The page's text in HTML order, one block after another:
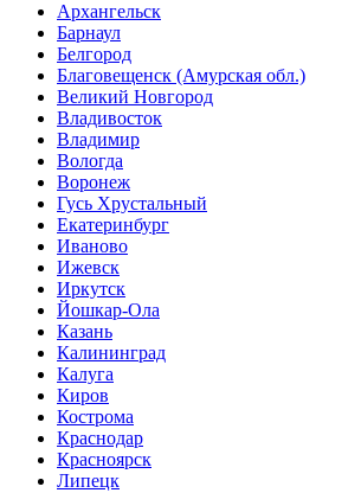
Архангельск
Барнаул
Белгород
Благовещенск (Амурская обл.)
Великий Новгород
Владивосток
Владимир
Вологда
Воронеж
Гусь Хрустальный
Екатеринбург
Иваново
Ижевск
Иркутск
Йошкар-Ола
Казань
Калининград
Калуга
Киров
Кострома
Краснодар
Красноярск
Липецк